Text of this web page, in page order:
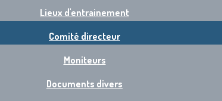
Lieux d'entrainement
Comité directeur
Moniteurs
Documents divers